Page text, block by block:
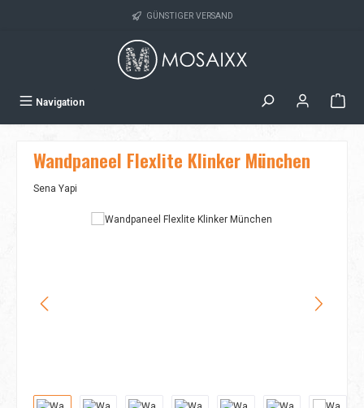
GÜNSTIGER VERSAND
Navigation
Wandpaneel Flexlite Klinker München
Sena Yapi
Bildergalerie überspringen